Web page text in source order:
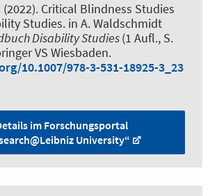
(2022). Critical Blindness Studies
Studies. in A. Waldschmidt
Disability Studies(1 Aufl., S.
VS Wiesbaden.
10.1007/978-3-531-18925-3_23
im Forschungsportal
University“